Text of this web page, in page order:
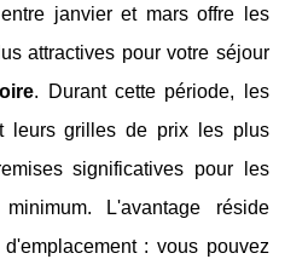
janvier et mars offre les
attractives pour votre séjour
. Durant cette période, les
leurs grilles de prix les plus
significatives pour les
L'avantage réside
: vous pouvez